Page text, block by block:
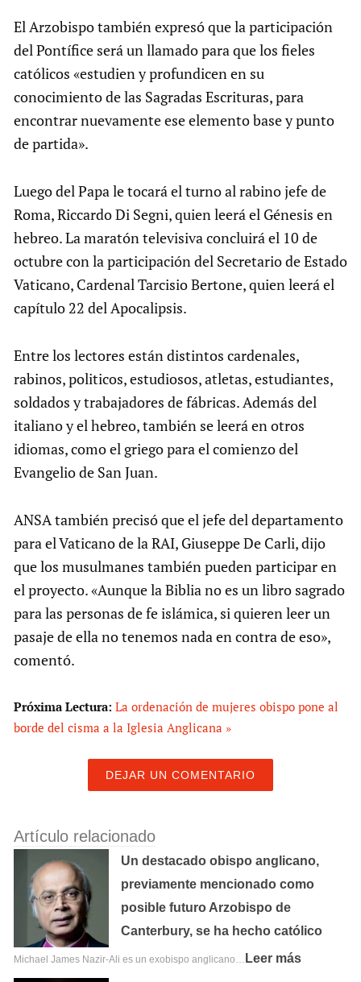
El Arzobispo también expresó que la participación
del Pontífice será un llamado para que los fieles
católicos «estudien y profundicen en su
conocimiento de las Sagradas Escrituras, para
encontrar nuevamente ese elemento base y punto
de partida».
Luego del Papa le tocará el turno al rabino jefe de
Roma, Riccardo Di Segni, quien leerá el Génesis en
hebreo. La maratón televisiva concluirá el 10 de
octubre con la participación del Secretario de Estado
Vaticano, Cardenal Tarcisio Bertone, quien leerá el
capítulo 22 del Apocalipsis.
Entre los lectores están distintos cardenales,
rabinos, politicos, estudiosos, atletas, estudiantes,
soldados y trabajadores de fábricas. Además del
italiano y el hebreo, también se leerá en otros
idiomas, como el griego para el comienzo del
Evangelio de San Juan.
ANSA también precisó que el jefe del departamento
para el Vaticano de la RAI, Giuseppe De Carli, dijo
que los musulmanes también pueden participar en
el proyecto. «Aunque la Biblia no es un libro sagrado
para las personas de fe islámica, si quieren leer un
pasaje de ella no tenemos nada en contra de eso»,
comentó.
Próxima Lectura: La ordenación de mujeres obispo pone al
borde del cisma a la Iglesia Anglicana »
DEJAR UN COMENTARIO
Artículo relacionado
Un destacado obispo anglicano,
previamente mencionado como
posible futuro Arzobispo de
Canterbury, se ha hecho católico
Michael James Nazir-Ali es un exobispo anglicano… Leer más